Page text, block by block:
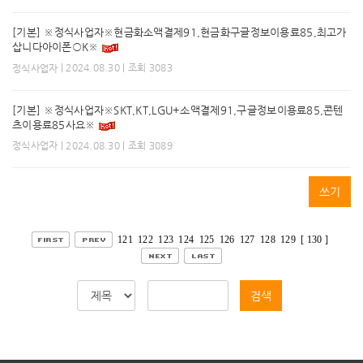
[기본] ※정식사업자※현금화소액결제91,현금화구글정보이용료85,최고가
삽니다아이폰○K※
정식사업자 | 2024.08.30 | 조회 3083
[기본] ※정식사업자※SKT,KT,LGU+소액결제91,구글정보이용료85,콘텐
츠이용료85사요※
정식사업자 | 2024.08.30 | 조회 3089
쓰기
121 122 123 124 125 126 127 128 129 [ 130 ]
검색